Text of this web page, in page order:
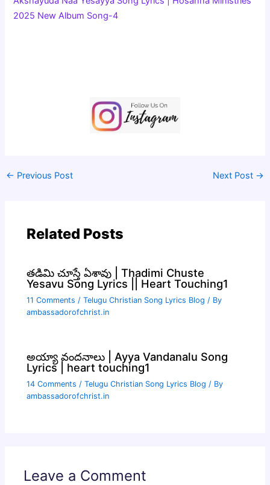
2025 New Album Song-4
← Previous Post Next Post →
Related Posts
తడిమి చూస్తే ఏశావు | Thadimi Chuste
Yesavu Song Lyrics || Heart Touching1
11 Comments /Telugu Christian Song Lyrics Blog / By
ambassadorofchrist.in
అయ్యా వందనాలు | Ayya Vandanalu Song
Lyrics | heart touching1
14 Comments /Telugu Christian Song Lyrics Blog / By
ambassadorofchrist.in
Leave a Comment